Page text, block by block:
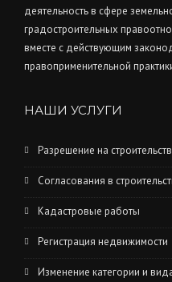
деятельность в сфере
градостроительных
вместе с действующим
правоприменительной
НАШИ УСЛУГИ
Разрешение на
Согласования в
Кадастровые работы
Регистрация недвижимости
Изменение категории и